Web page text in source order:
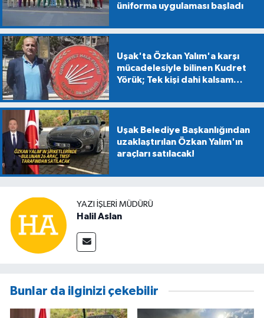
üniforma uygulaması başladı
Uşak'ta Özkan Yalım'a karşı
mücadelesiyle bilinen Kudret
Yörük; Tek kişi dahi kalsam
Uşak Belediye Başkanlığından
uzaklaştırılan Özkan Yalım'ın
araçları satılacak!
YAZI İŞLERİ MÜDÜRÜ
Halil Aslan
Bunlar da ilginizi çekebilir